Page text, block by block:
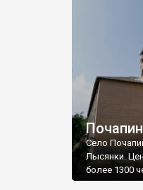
Село
Лысянки.
более 1300